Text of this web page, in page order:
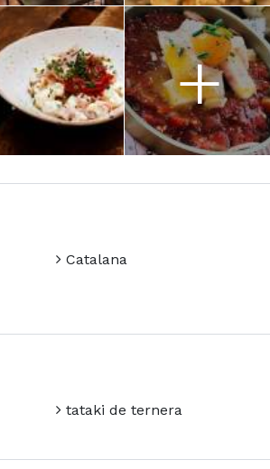
+
Catalana
tataki de ternera